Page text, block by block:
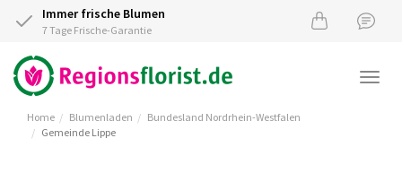
Immer frische Blumen
7 Tage Frische-Garantie
Home Blumenladen
Bundesland Nordrhein-Westfalen
Gemeinde Lippe